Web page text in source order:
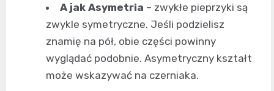
A jak Asymetria – zwykłe pieprzyki są
zwykle symetryczne. Jeśli podzielisz
znamię na pół, obie części powinny
wyglądać podobnie. Asymetryczny kształt
może wskazywać na czerniaka.